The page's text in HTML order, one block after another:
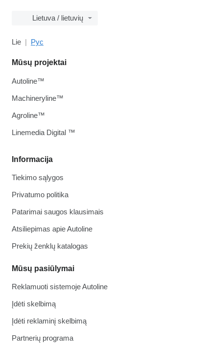
Lietuva / lietuvių
Lie Рус
Informacija
Tiekimo sąlygos
Privatumo politika
Patarimai saugos klausimais
Atsiliepimas apie Autoline
Prekių ženklų katalogas
Mūsų pasiūlymai
Reklamuoti sistemoje Autoline
Įdėti skelbimą
Įdėti reklaminį skelbimą
Partnerių programa
Mūsų projektai
Autoline™
Machineryline™
Agroline™
Linemedia Digital ™